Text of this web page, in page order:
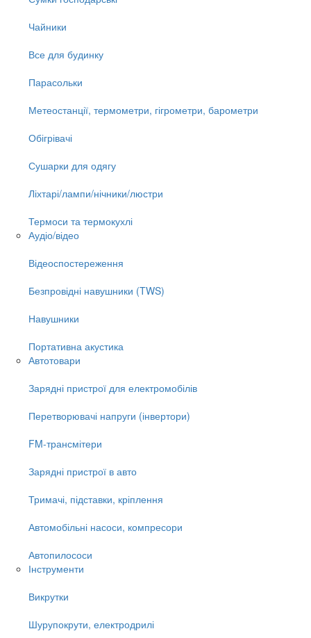
Чайники
Все для будинку
Парасольки
Метеостанції, термометри, гігрометри, барометри
Обігрівачі
Сушарки для одягу
Ліхтарі/лампи/нічники/люстри
Термоси та термокухлі
Аудіо/відео
Відеоспостереження
Безпровідні навушники (TWS)
Навушники
Портативна акустика
Автотовари
Зарядні пристрої для електромобілів
Перетворювачі напруги (інвертори)
FM-трансмітери
Зарядні пристрої в авто
Тримачі, підставки, кріплення
Автомобільні насоси, компресори
Автопилососи
Інструменти
Викрутки
Шурупокрути, електродрилі